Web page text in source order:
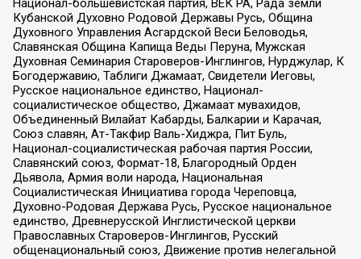
Национал-большевистская партия, ВЕК РА, Рада земли
Кубанской Духовно Родовой Державы Русь, Община
Духовного Управления Асгардской Веси Беловодья,
Славянская Община Капища Веды Перуна, Мужская
Духовная Семинария Староверов-Инглингов, Нурджулар, К
Богодержавию, Таблиги Джамаат, Свидетели Иеговы,
Русское национальное единство, Национал-
социалистическое общество, Джамаат мувахидов,
Объединенный Вилайат Кабарды, Балкарии и Карачая,
Союз славян, Ат-Такфир Валь-Хиджра, Пит Буль,
Национал-социалистическая рабочая партия России,
Славянский союз, Формат-18, Благородный Орден
Дьявола, Армия воли народа, Национальная
Социалистическая Инициатива города Череповца,
Духовно-Родовая Держава Русь, Русское национальное
единство, Древнерусской Инглистической церкви
Православных Староверов-Инглингов, Русский
общенациональный союз, Движение против нелегальной